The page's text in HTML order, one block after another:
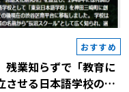
おすすめ
残業知らずで「教育に
させる日本語学校の説